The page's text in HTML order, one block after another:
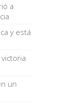
a
y está
un